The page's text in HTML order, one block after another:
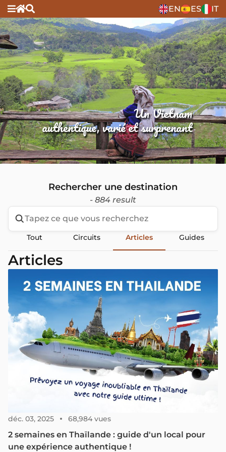
EN ES IT
Un Vietnam
authentique, varié et surprenant
Rechercher une destination
- 884 result
Tout Circuits Articles Guides
Articles
déc. 03, 2025 68,984 vues
2 semaines en Thaïlande : guide d'un local pour
une expérience authentique !